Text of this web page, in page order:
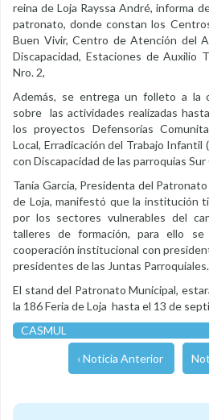
reina de Loja Rayssa André, informa
patronato, donde constan los
Buen Vivir, Centro de Atención del
Discapacidad, Estaciones de Auxilio
Nro. 2,
Además, se entrega un folleto a la
sobre las actividades realizadas
los proyectos Defensorías
Local, Erradicación del Trabajo Infantil
con Discapacidad de las parroquias
Tanía García, Presidenta del
de Loja, manifestó que la institución
por los sectores vulnerables del
talleres de formación, para ello
cooperación institucional con
presidentes de las Juntas Parroquiales.
El stand del Patronato Municipal,
la 186 Feria de Loja hasta el 13 de
CASMUL
‹ Noticia Anterior